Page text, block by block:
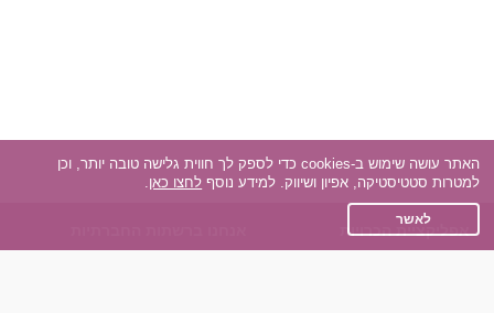
אפליקציית הכרויות
האתר עושה שימוש ב-cookies כדי לספק לך חווית גלישה טובה יותר, וכן
למטרות סטטיסטיקה, אפיון ושיווק. למידע נוסף לחצו כאן.
לאשר